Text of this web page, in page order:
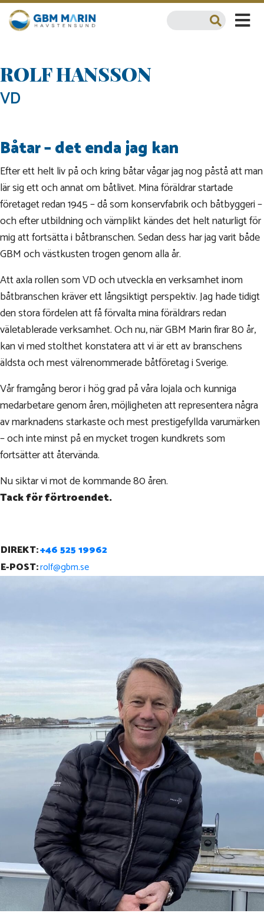
ROLF HANSSON
VD
Båtar – det enda jag kan
Efter ett helt liv på och kring båtar vågar jag nog påstå att man
lär sig ett och annat om båtlivet. Mina föräldrar startade
företaget redan 1945 – då som konservfabrik och båtbyggeri –
och efter utbildning och värnplikt kändes det helt naturligt för
mig att fortsätta i båtbranschen. Sedan dess har jag varit både
GBM och västkusten trogen genom alla år.
Att axla rollen som VD och utveckla en verksamhet inom
båtbranschen kräver ett långsiktigt perspektiv. Jag hade tidigt
den stora fördelen att få förvalta mina föräldrars redan
väletablerade verksamhet. Och nu, när GBM Marin firar 80 år,
kan vi med stolthet konstatera att vi är ett av branschens
äldsta och mest välrenommerade båtföretag i Sverige.
Vår framgång beror i hög grad på våra lojala och kunniga
medarbetare genom åren, möjligheten att representera några
av marknadens starkaste och mest prestigefyllda varumärken
– och inte minst på en mycket trogen kundkrets som
fortsätter att återvända.
Nu siktar vi mot de kommande 80 åren.
Tack för förtroendet.
DIREKT:+46 525 19962
E-POST:rolf@gbm.se